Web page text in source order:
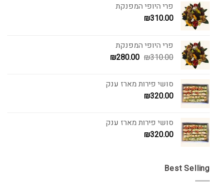
פרי היופי המפנקת
₪310.00
פרי היופי המפנקת
₪310.00
המחיר
₪310.00.
₪280.00 המחיר
₪280.00.סושי פירות מארז ענק
₪320.00
סושי פירות מארז ענק
₪320.00
Best Selling